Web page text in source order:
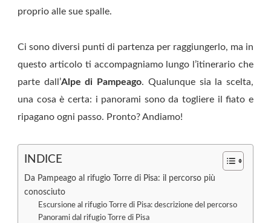
proprio alle sue spalle.
Ci sono diversi punti di partenza per raggiungerlo, ma in
questo articolo ti accompagniamo lungo l’itinerario che
parte dall’Alpe di Pampeago. Qualunque sia la scelta,
una cosa è certa: i panorami sono da togliere il fiato e
ripagano ogni passo. Pronto? Andiamo!
INDICE
Da Pampeago al rifugio Torre di Pisa: il percorso più
conosciuto
Escursione al rifugio Torre di Pisa: descrizione del percorso
Panorami dal rifugio Torre di Pisa